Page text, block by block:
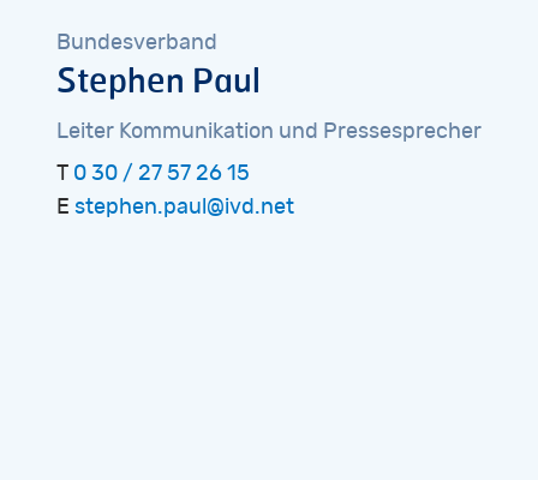
Bundesverband
Stephen Paul
Leiter Kommunikation und Pressesprecher
T 0 30 / 27 57 26 15
E stephen.paul@ivd.net